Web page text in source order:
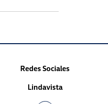
Redes Sociales
Lindavista